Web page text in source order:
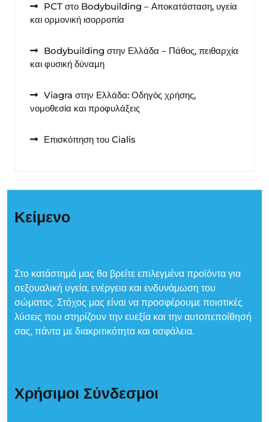
PCT στο Bodybuilding – Αποκατάσταση, υγεία
και ορμονική ισορροπία
Bodybuilding στην Ελλάδα – Πάθος, πειθαρχία
και φυσική δύναμη
Viagra στην Ελλάδα: Οδηγός χρήσης,
νομοθεσία και προφυλάξεις
Επισκόπηση του Cialis
Κείμενο
Στο κατάστημά μας θα βρείτε επιλεγμένα προϊόντα για
σεξουαλική υγεία, ενέργεια και ενδυνάμωση του
σώματος. Στόχος μας είναι να προσφέρουμε ποιοτικές
λύσεις που στηρίζουν την ευεξία και την αυτοπεποίθησή
σας, πάντα με διακριτικότητα και ασφάλεια.
Χρήσιμοι Σύνδεσμοι